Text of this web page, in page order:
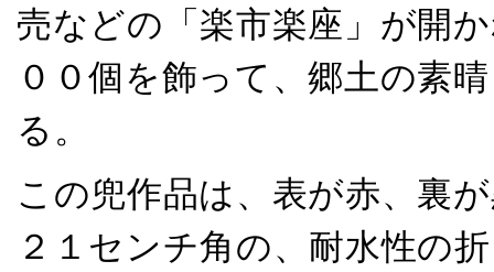
売などの「楽市楽座」が開
００個を飾って、郷土の素
る。
この兜作品は、表が赤、裏
２１センチ角の、耐水性の